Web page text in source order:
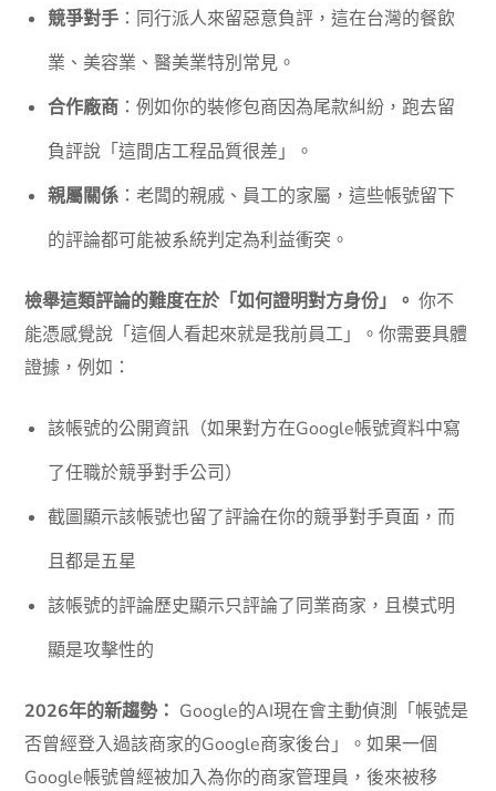
競爭對手 ：同行派人來留惡意負評，這在台灣的餐飲
業、美容業、醫美業特別常見。
合作廠商 ：例如你的裝修包商因為尾款糾紛，跑去留
負評說「這間店工程品質很差」。
親屬關係 ：老闆的親戚、員工的家屬，這些帳號留下
的評論都可能被系統判定為利益衝突。
檢舉這類評論的難度在於「如何證明對方身份」。 你不
能憑感覺說「這個人看起來就是我前員工」。你需要具體
證據，例如：
該帳號的公開資訊（如果對方在Google帳號資料中寫
了任職於競爭對手公司）
截圖顯示該帳號也留了評論在你的競爭對手頁面，而
且都是五星
該帳號的評論歷史顯示只評論了同業商家，且模式明
顯是攻擊性的
2026年的新趨勢： Google的AI現在會主動偵測「帳號是
否曾經登入過該商家的Google商家後台」。如果一個
Google帳號曾經被加入為你的商家管理員，後來被移